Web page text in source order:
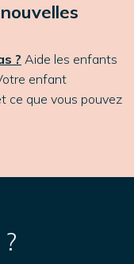
? Aide les enfants
enfant
ce que vous pouvez